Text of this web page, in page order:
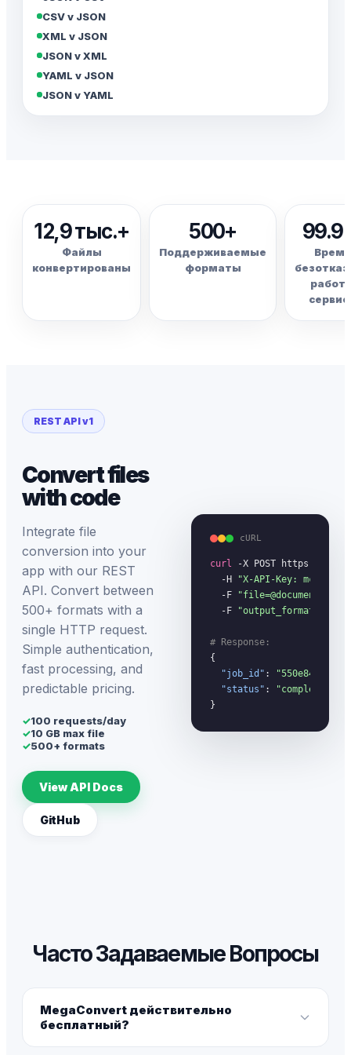
CSV v JSON
XML v JSON
JSON v XML
YAML v JSON
JSON v YAML
12,9 тыс.+
Файлы
конвертированы
500+
Поддерживаемые
форматы
Время
REST API v1
Convert files
with code
Integrate file
conversion into your
app with our REST
API. Convert between
500+ formats with a
single HTTP request.
Simple authentication,
fast processing, and
predictable pricing.
✓100 requests/day
✓10 GB max file
✓500+ formats
View API Docs
GitHub
cURL
curl -X POST https://
  -H
"X-API-Key:
  -F
"file=@document.pdf"
  -F
"output_format=docx"
# Response:
{
"job_id" :
"550e8400-
"status" :
"completed"
}
Часто Задаваемые Вопросы
MegaConvert действительно
бесплатный?